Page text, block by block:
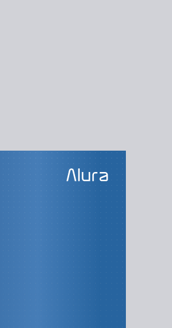
CURSOS DA TRILHA
app com Flutter
Imagens e Animações
navegação e estados
aplicando persistência de dados
na integração da aplicação
e reproduzindo layouts
layouts responsivos
unidade, de Widget e Mocks
de estados com Provider